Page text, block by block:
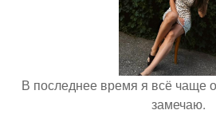
В последнее время я всё чаще
замечаю.